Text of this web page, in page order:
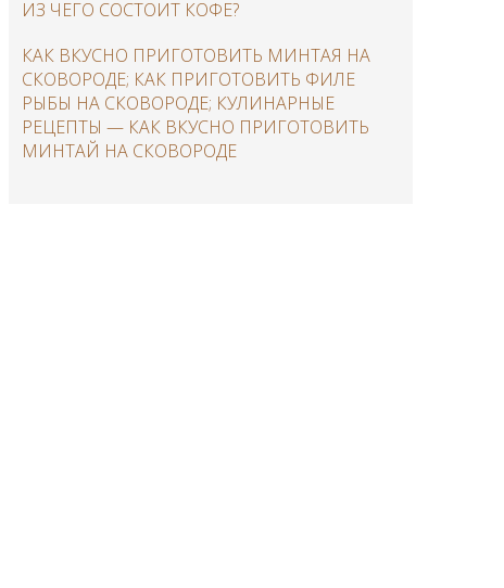
ИЗ ЧЕГО СОСТОИТ КОФЕ?
КАК ВКУСНО ПРИГОТОВИТЬ МИНТАЯ НА
СКОВОРОДЕ; КАК ПРИГОТОВИТЬ ФИЛЕ
РЫБЫ НА СКОВОРОДЕ; КУЛИНАРНЫЕ
РЕЦЕПТЫ — КАК ВКУСНО ПРИГОТОВИТЬ
МИНТАЙ НА СКОВОРОДЕ